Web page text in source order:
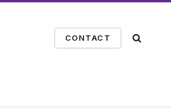
CONTACT